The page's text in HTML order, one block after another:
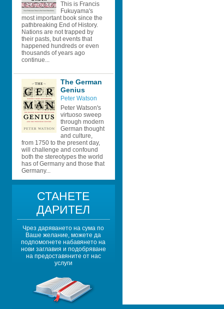
This is Francis
Fukuyama's
most important book since the
pathbreaking End of History.
Nations are not trapped by
their pasts, but events that
happened hundreds or even
thousands of years ago
continue...
The German
Genius
Peter Watson
Peter Watson's
virtuoso sweep
through modern
German thought
and culture,
from 1750 to the present day,
will challenge and confound
both the stereotypes the world
has of Germany and those that
Germany...
СТАНЕТЕ
ДАРИТЕЛ
Чрез даряването на сума по
Ваше желание, можете да
подпомогнете набавянето на
нови заглавия и подобряване
на предоставяните от нас
услуги